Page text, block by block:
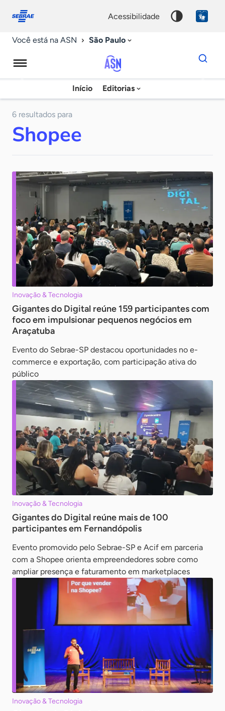
conosco
acessibilidade
Você está na ASN São Paulo
Agência
Sebrae
Início Editorias
Dados
para
chave
6 resultados para
Shopee
Inovação & Tecnologia
Gigantes do Digital reúne 159 participantes com
foco em impulsionar pequenos negócios em
Araçatuba
Evento do Sebrae-SP destacou oportunidades no e-
commerce e exportação, com participação ativa do
público
Inovação & Tecnologia
Gigantes do Digital reúne mais de 100
participantes em Fernandópolis
Evento promovido pelo Sebrae-SP e Acif em parceria
com a Shopee orienta empreendedores sobre como
ampliar presença e faturamento em marketplaces
Inovação & Tecnologia